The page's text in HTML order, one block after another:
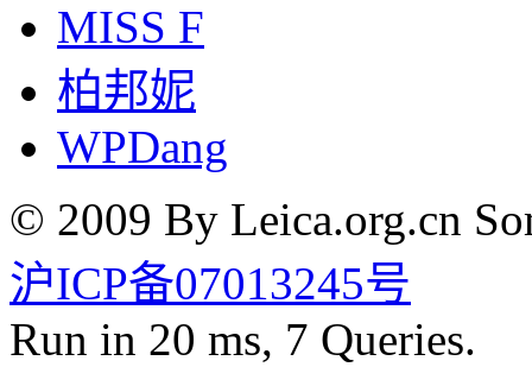
MISS F
柏邦妮
WPDang
© 2009 By Leica.org.cn
沪ICP备07013245号
Run in 20 ms, 7 Queries.